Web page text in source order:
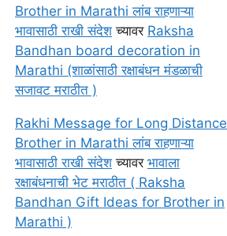
Brother in Marathi लांब राहणाऱ्या
भावासाठी राखी संदेशच्यावर Raksha
Bandhan board decoration in
Marathi (शाळांसाठी रक्षाबंधन मंडळाची
सजावट मराठीत )
Rakhi Message for Long Distance
Brother in Marathi लांब राहणाऱ्या
भावासाठी राखी संदेशच्यावर भावाला
रक्षाबंधनाची भेट मराठीत ( Raksha
Bandhan Gift Ideas for Brother in
Marathi )